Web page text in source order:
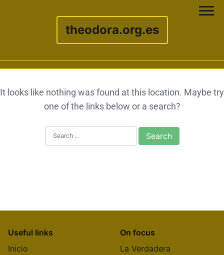
theodora.org.es
It looks like nothing was found at this location. Maybe try
one of the links below or a search?
Search for:
Useful links
Inicio
On focus
La Verdadera